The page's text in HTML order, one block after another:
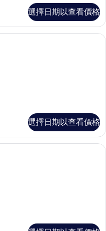
選擇日期以查看價格
桌、筆電工作空間、免費無線上網、
選擇日期以查看價格
桌、筆電工作空間、免費無線上網、